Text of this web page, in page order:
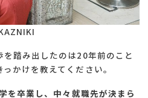
踏み出したのは20年前のこと
かけを教えてください。
を卒業し、中々就職先が決まら